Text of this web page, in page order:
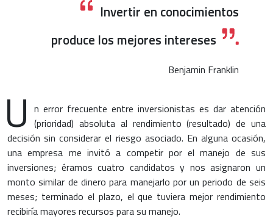
Invertir en conocimientos
produce los mejores intereses
Benjamin Franklin
U n error frecuente entre inversionistas es dar atención
(prioridad) absoluta al rendimiento (resultado) de una
decisión sin considerar el riesgo asociado. En alguna ocasión,
una empresa me invitó a competir por el manejo de sus
inversiones; éramos cuatro candidatos y nos asignaron un
monto similar de dinero para manejarlo por un periodo de seis
meses; terminado el plazo, el que tuviera mejor rendimiento
recibiría mayores recursos para su manejo.